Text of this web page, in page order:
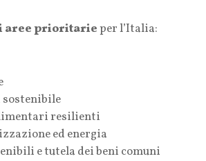
aree prioritarieper l’Italia:
sostenibile
resilienti
ed energia
e tutela dei beni comuni